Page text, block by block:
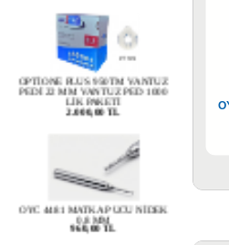
OPTİONE PLUS 950TM VANTUZ
PEDİ 22 MM VANTUZ PED 1000
LİK PAKETİ
2.000,00 TL
OYC 4481 MATKAP UCU NİDEK
0,8 MM
960,00 TL